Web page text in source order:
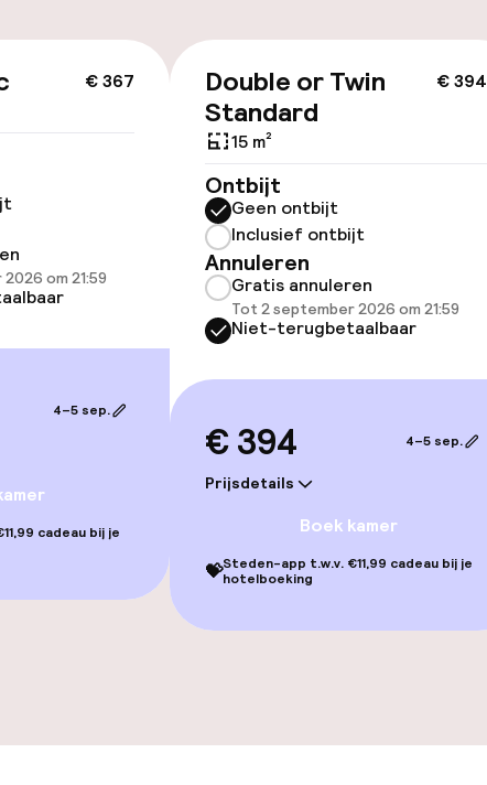
€ 367
om 21:59
4–5 sep.
cadeau bij je
€ 394
Double or Twin
Standard
15 m²
Ontbijt
Geen ontbijt
Inclusief ontbijt
Annuleren
Gratis annuleren
Tot 2 september 2026 om 21:59
Niet-terugbetaalbaar
€ 394
Prijsdetails
4–5 sep.
Boek kamer
💝Steden-app t.w.v. €11,99 cadeau bij je
hotelboeking